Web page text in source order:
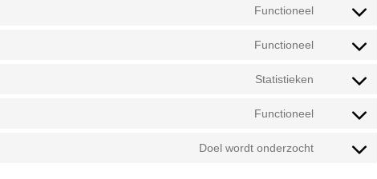
analytics
facebook
linkedin
Functioneel
Consent
whatsapp
Functioneel
Consent
complianz
Statistieken
Consent
Functioneel
Consent
Doel wordt onderzocht
Consent